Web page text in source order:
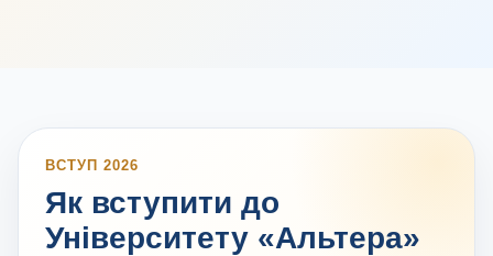
ВСТУП 2026
Як вступити до
Університету «Альтера»